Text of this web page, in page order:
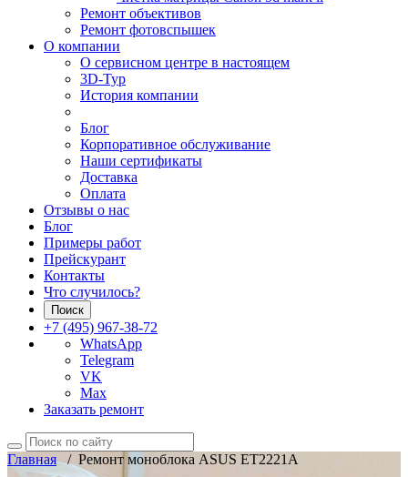
Ремонт объективов
Ремонт фотовспышек
О компании
О сервисном центре в настоящем
3D-Тур
История компании
Блог
Корпоративное обслуживание
Наши сертификаты
Доставка
Оплата
Отзывы о нас
Блог
Примеры работ
Прейскурант
Контакты
Что случилось?
Поиск
+7 (495) 967-38-72
WhatsApp
Telegram
VK
Max
Заказать ремонт
Главная/ Ремонт моноблока ASUS ET2221A